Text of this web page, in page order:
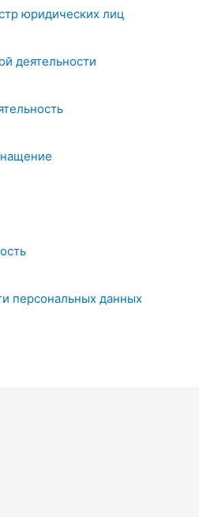
юридических лиц
деятельности
персональных данных